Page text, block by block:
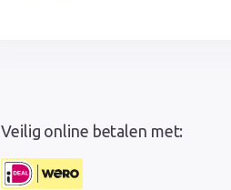
Veilig online betalen met: